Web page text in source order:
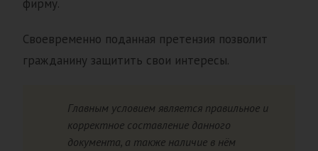
фирму.
Своевременно поданная претензия позволит
гражданину защитить свои интересы.
Главным условием является правильное и
корректное составление данного
документа, а также наличие в нём